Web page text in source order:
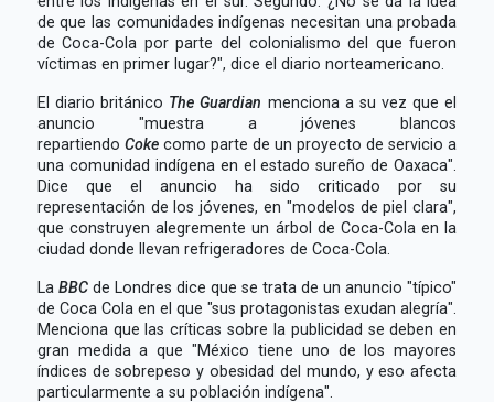
de que las comunidades indígenas necesitan una probada
de Coca-Cola por parte del colonialismo del que fueron
víctimas en primer lugar?", dice el diario norteamericano.
El diario británico The Guardian menciona a su vez que el
anuncio "muestra a jóvenes blancos
repartiendo Cokecomo parte de un proyecto de servicio a
una comunidad indígena en el estado sureño de Oaxaca".
Dice que el anuncio ha sido criticado por su
representación de los jóvenes, en "modelos de piel clara",
que construyen alegremente un árbol de Coca-Cola en la
ciudad donde llevan refrigeradores de Coca-Cola.
La BBCde Londres dice que se trata de un anuncio "típico"
de Coca Cola en el que "sus protagonistas exudan alegría".
Menciona que las críticas sobre la publicidad se deben en
gran medida a que "México tiene uno de los mayores
índices de sobrepeso y obesidad del mundo, y eso afecta
particularmente a su población indígena".